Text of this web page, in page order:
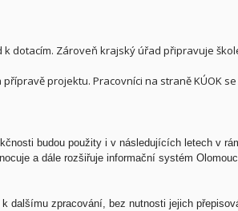
dotacím. Zároveň krajský úřad připravuje
projektu. Pracovníci na straně KÚOK
budou použity i v následujících letech v
a dále rozšiřuje informační systém
dalšímu zpracování, bez nutnosti jejich